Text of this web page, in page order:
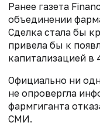
Ранее газета
объединении
Сделка стала бы
привела бы к
капитализацией в
Официально ни
не опровергла
фармгиганта
СМИ.